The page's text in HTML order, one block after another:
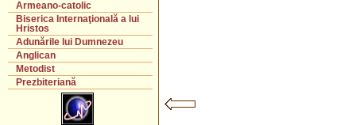
Armeano-catolic
Biserica Internaţională a lui
Hristos
Adunările lui Dumnezeu
Anglican
Metodist
Prezbiteriană